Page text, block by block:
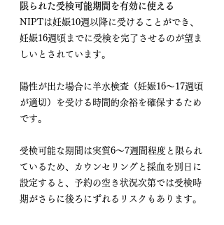
限られた受検可能期間を有効に使える
NIPTは妊娠10週以降に受けることができ、
妊娠16週頃までに受検を完了させるのが望ま
しいとされています。
陽性が出た場合に羊水検査（妊娠16〜17週頃
が適切）を受ける時間的余裕を確保するため
です。
受検可能な期間は実質6〜7週間程度と限られ
ているため、カウンセリングと採血を別日に
設定すると、予約の空き状況次第では受検時
期がさらに後ろにずれるリスクもあります。